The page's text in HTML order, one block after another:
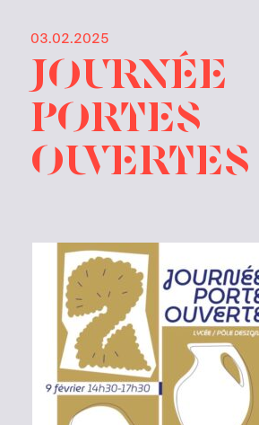
03.02.2025
Journée
Portes
Ouvertes